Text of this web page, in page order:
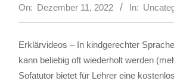
On: Dezember 11, 2022 In:
Erklärvideos – In kindgerechter
kann beliebig oft wiederholt werden
Sofatutor bietet für Lehrer eine